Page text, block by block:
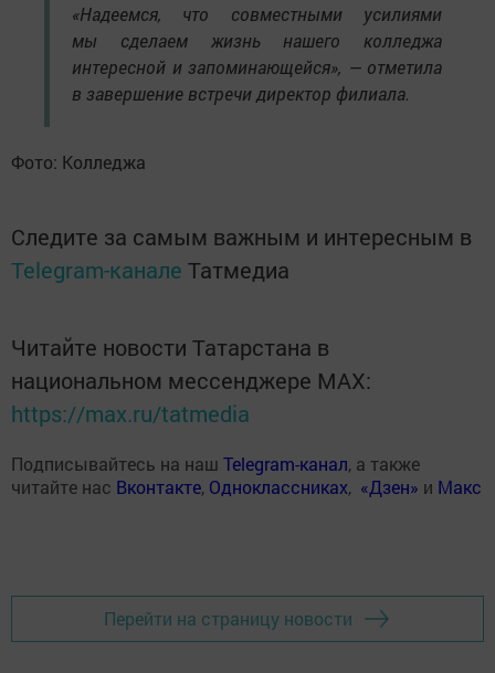
«Надеемся, что совместными усилиями
мы сделаем жизнь нашего колледжа
интересной и запоминающейся», — отметила
в завершение встречи директор филиала.
Фото: Колледжа
Следите за самым важным и интересным в
Telegram-канале Татмедиа
Читайте новости Татарстана в
национальном мессенджере MАХ:
https://max.ru/tatmedia
Подписывайтесь на наш Telegram-канал, а также
читайте нас Вконтакте, Одноклассниках, «Дзен» и Макс
Перейти на страницу новости